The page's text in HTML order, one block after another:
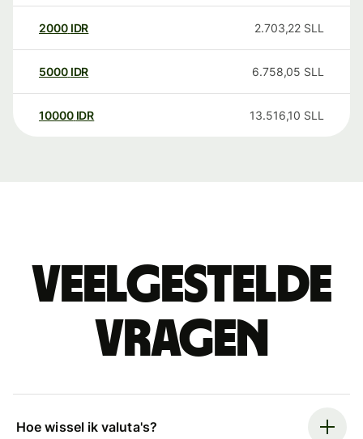
2000 IDR 2.703,22 SLL
5000 IDR 6.758,05 SLL
10000 IDR 13.516,10 SLL
Veelgestelde
vragen
Hoe wissel ik valuta's?